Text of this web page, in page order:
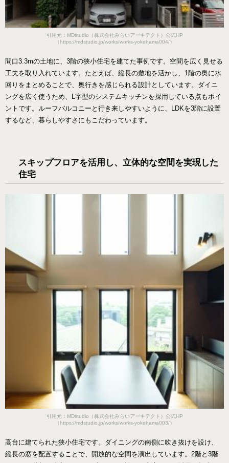
引用元：MDstudio（株式会社みらいアーキテクト）公式HP
（https://mdstudio.jp/works/works-yokohama004/）
間口3.3mの土地に、3階の狭小住宅を建てた事例です。空間を広く見せる
工夫を取り入れています。たとえば、縦長の敷地を活かし、1階の奥に水
回りをまとめることで、奥行きを感じられる設計としています。ダイニ
ングを広く使うため、L字型のシステムキッチンを採用している点もポイ
ントです。ルーフバルコニーと行き来しやすいように、LDKを3階に設置
するなど、暮らしやすさにもこだわっています。
スキップフロアを活用し、立体的な空間を実現した
住宅
引用元：MDstudio（株式会社みらいアーキテクト）公式HP
（https://mdstudio.jp/works/works-yokohama003/）
高台に建てられた狭小住宅です。ダイニングの南側に吹き抜けを設け、
縦長の窓を配置することで、開放的な空間を演出しています。2階と3階